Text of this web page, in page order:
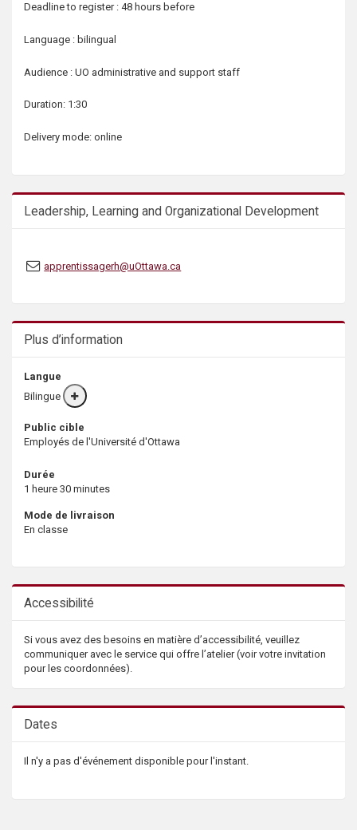
Deadline to register : 48 hours before
Language : bilingual
Audience : UO administrative and support staff
Duration: 1:30
Delivery mode: online
Leadership, Learning and Organizational Development
apprentissagerh@uOttawa.ca
Plus d’information
Langue
Bilingue
More
info
Public cible
Employés de l'Université d'Ottawa
Durée
1 heure 30 minutes
Mode de livraison
En classe
Accessibilité
Si vous avez des besoins en matière d’accessibilité, veuillez
communiquer avec le service qui offre l’atelier (voir votre invitation
pour les coordonnées).
Dates
Il n'y a pas d'événement disponible pour l'instant.